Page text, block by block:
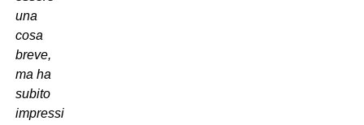
una
cosa
breve,
ma ha
subito
impressionato